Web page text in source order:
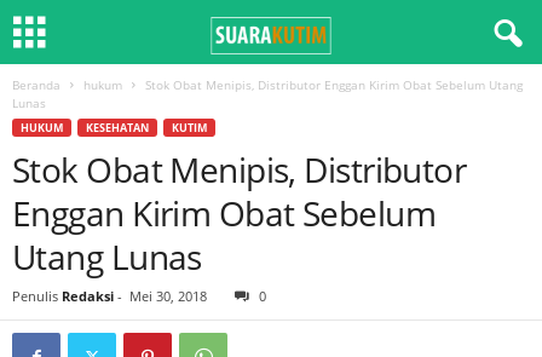
Beranda hukum
Stok Obat Menipis, Distributor Enggan Kirim Obat Sebelum Utang
Lunas
HUKUM KESEHATAN KUTIM
Stok Obat Menipis, Distributor
Enggan Kirim Obat Sebelum
Utang Lunas
Penulis Redaksi - Mei 30, 2018 0